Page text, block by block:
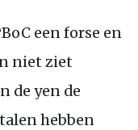
oC een forse en
niet ziet
de yen de
hebben